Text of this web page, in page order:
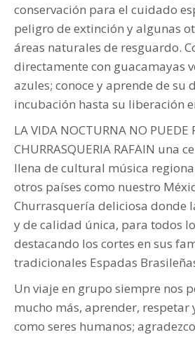
conservación para el cuidado
peligro de extinción y algunas
áreas naturales de resguardo.
directamente con guacamayas
azules; conoce y aprende de su
incubación hasta su liberación
LA VIDA NOCTURNA NO PUEDE
CHURRASQUERIA RAFAIN una
llena de cultural música
otros países como nuestro
Churrasquería deliciosa donde
y de calidad única, para todos
destacando los cortes en sus
tradicionales Espadas
Un viaje en grupo siempre nos
mucho más, aprender, respetar
como seres humanos;